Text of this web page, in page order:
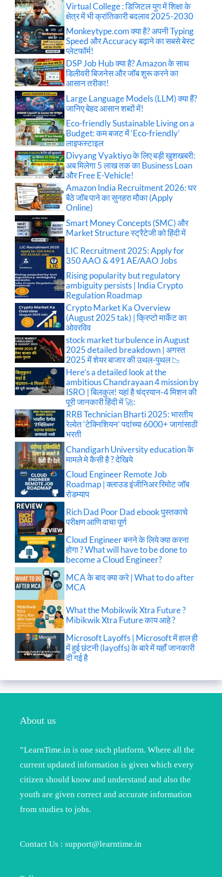
Virtual College : डिजिटल युग में शिक्षा के
क्षेत्र में भी क्रांतिकारी बदलाव 2025-2030
Monkeytype.com क्या है? अपनी Typing
Speed और Accuracy बढ़ाने का सबसे बेस्ट
प्लेटफॉर्म!
DSP Job Hub क्या है? Amazon के साथ
डिलीवरी बिजनेस और जॉब शुरू करने का
आसान तरीका!
Large Language Models (LLM) क्या हैं?
जानिए बेहद आसान शब्दों में!
Eco-friendly Sustainable Living on a
Budget: कम बजट में ‘Eco-friendly’
लाइफस्टाइल
Divyang Vyaktiyo के लिए बड़ी खुशखबरी:
अब मिलेगा 5 लाख तक का Business Loan
और Free E-Vehicle!
Amazon India Recruitment 2026: घर
बैठे जॉब पाने का सुनहरा मौका (Apply
Online)
Smart Money Concepts (SMC) और
Market Structure स्ट्रैटेजी को हिंदी में
LIC Recruitment 2025: Apply for
350 AAO & 491 AE/AAO Jobs
Rising popularity but regulatory
ambiguity persists | India Crypto
Regulation Roadmap
Crypto Market Ka Overview
(August 2025 tak) | क्रिप्टो मार्केट का
ओवरविव
stock market turbulence in August
2025 detailed breakdown | अगस्त
2025 में शेयर बाजार की उथल-पुथल 📉
Here’s a detailed look at the
ambitious Chandrayaan 4 mission by
ISRO | बिलकुल! यहां है चंद्रयान-4 मिशन की
पूरी जानकारी हिंदी में 🚀:
RRB Technician Bharti 2025: भारतीय
रेल्वेत ‘टेक्निशियन’ पदांच्या 6000+ जागांसाठी
भरती
Chandigarh University education के
मामले मे कैसी है ? देखिये
Cloud Engineer Remote Job
Roadmap | क्लाउड इंजीनिअर रिमोट जॉब
रोडम्याप
Rich Dad Poor Dad ebook पुस्तकाचे
परीक्षण आणि वाचा पूर्ण
Cloud Engineer बनने के लिये क्या करना
होगा ? What will have to be done to
become a Cloud Engineer?
MCA के बाद क्या करे | What to do after
MCA
What the Mobikwik Xtra Future ?
Mibikwik Xtra Future काय आहे ?
Microsoft Layoffs | Microsoft में हाल ही
में हुई छंटनी (layoffs) के बारे में यहाँ जानकारी
दी गई है
About us
”LearnTime.in is one such platform. Where all the
current updated information is given which every
citizen should know and understand and also the
youth are given correct and accurate information
from studies to jobs.
Contact Us : support@learntime.in